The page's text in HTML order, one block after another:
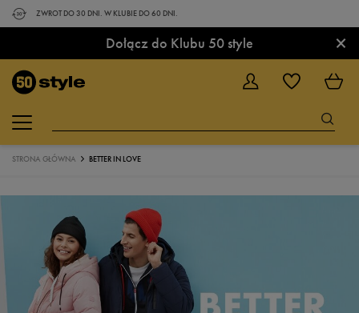
ZWROT DO 30 DNI. W KLUBIE DO 60 DNI.
Dołącz do Klubu 50 style ×
STRONA GŁÓWNA BETTER IN LOVE